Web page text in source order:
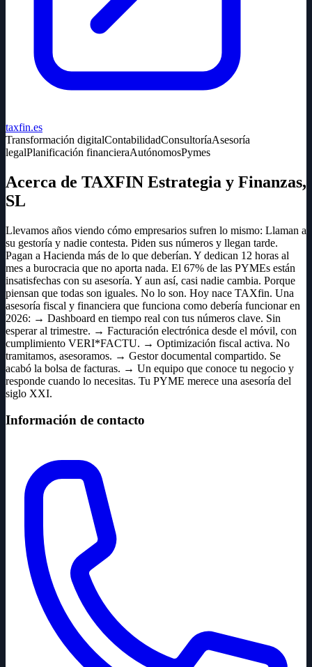
taxfin.es
Transformación digitalContabilidadConsultoríaAsesoría
legalPlanificación financieraAutónomosPymes
Acerca de TAXFIN Estrategia y Finanzas,
SL
Llevamos años viendo cómo empresarios sufren lo mismo: Llaman a
su gestoría y nadie contesta. Piden sus números y llegan tarde.
Pagan a Hacienda más de lo que deberían. Y dedican 12 horas al
mes a burocracia que no aporta nada. El 67% de las PYMEs están
insatisfechas con su asesoría. Y aun así, casi nadie cambia. Porque
piensan que todas son iguales. No lo son. Hoy nace TAXfin. Una
asesoría fiscal y financiera que funciona como debería funcionar en
2026: → Dashboard en tiempo real con tus números clave. Sin
esperar al trimestre. → Facturación electrónica desde el móvil, con
cumplimiento VERI*FACTU. → Optimización fiscal activa. No
tramitamos, asesoramos. → Gestor documental compartido. Se
acabó la bolsa de facturas. → Un equipo que conoce tu negocio y
responde cuando lo necesitas. Tu PYME merece una asesoría del
siglo XXI.
Información de contacto